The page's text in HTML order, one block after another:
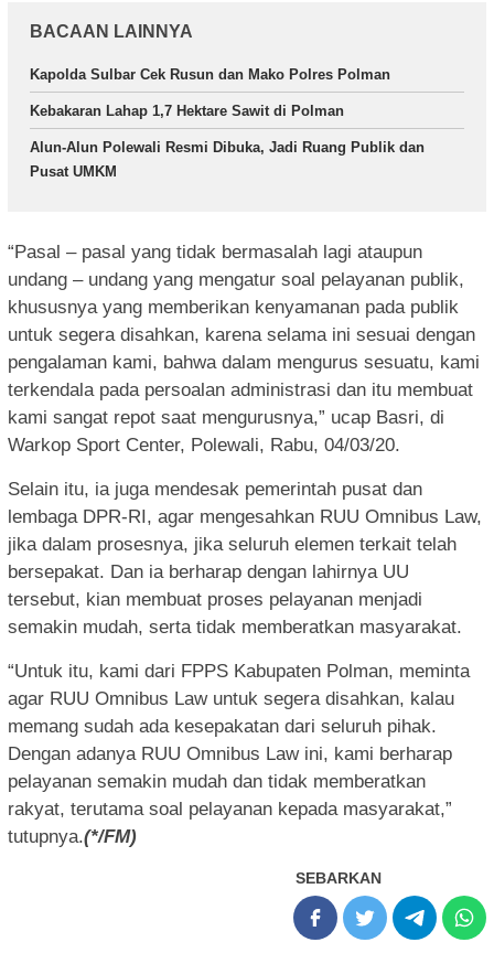
BACAAN LAINNYA
Kapolda Sulbar Cek Rusun dan Mako Polres Polman
Kebakaran Lahap 1,7 Hektare Sawit di Polman
Alun-Alun Polewali Resmi Dibuka, Jadi Ruang Publik dan
Pusat UMKM
“Pasal – pasal yang tidak bermasalah lagi ataupun
undang – undang yang mengatur soal pelayanan publik,
khususnya yang memberikan kenyamanan pada publik
untuk segera disahkan, karena selama ini sesuai dengan
pengalaman kami, bahwa dalam mengurus sesuatu, kami
terkendala pada persoalan administrasi dan itu membuat
kami sangat repot saat mengurusnya,” ucap Basri, di
Warkop Sport Center, Polewali, Rabu, 04/03/20.
Selain itu, ia juga mendesak pemerintah pusat dan
lembaga DPR-RI, agar mengesahkan RUU Omnibus Law,
jika dalam prosesnya, jika seluruh elemen terkait telah
bersepakat. Dan ia berharap dengan lahirnya UU
tersebut, kian membuat proses pelayanan menjadi
semakin mudah, serta tidak memberatkan masyarakat.
“Untuk itu, kami dari FPPS Kabupaten Polman, meminta
agar RUU Omnibus Law untuk segera disahkan, kalau
memang sudah ada kesepakatan dari seluruh pihak.
Dengan adanya RUU Omnibus Law ini, kami berharap
pelayanan semakin mudah dan tidak memberatkan
rakyat, terutama soal pelayanan kepada masyarakat,”
tutupnya.(*/FM)
SEBARKAN